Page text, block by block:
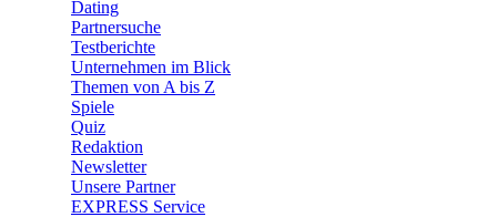
Dating
Partnersuche
Testberichte
Unternehmen im Blick
Themen von A bis Z
Spiele
Quiz
Redaktion
Newsletter
Unsere Partner
EXPRESS Service